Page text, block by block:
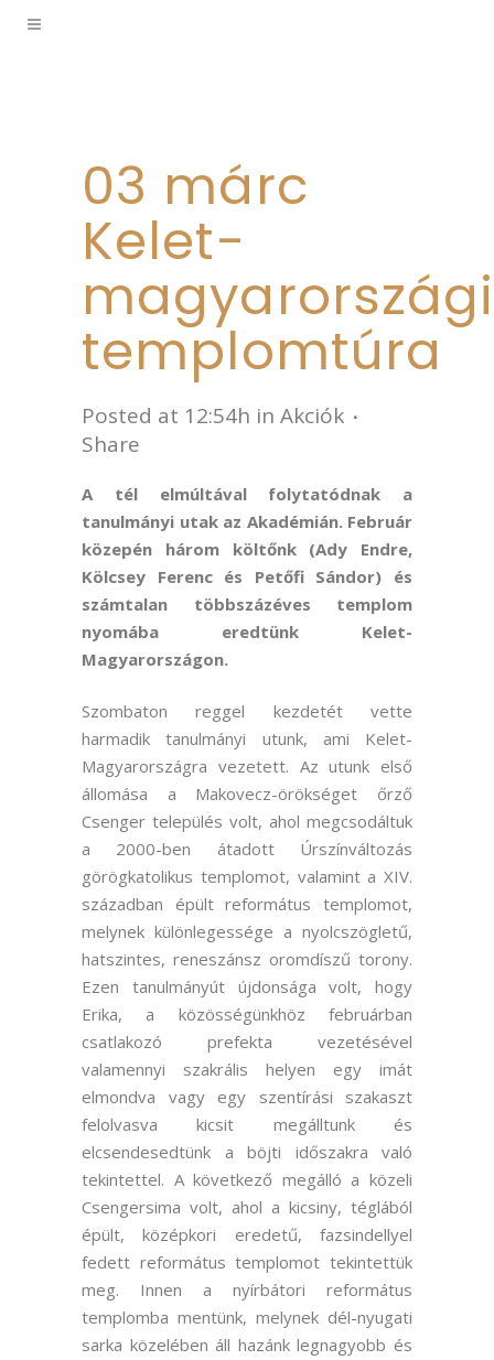
03 márc
Kelet-
magyarországi
templomtúra
Posted at 12:54h in Akciók
Share
A tél elmúltával folytatódnak a
tanulmányi utak az Akadémián. Február
közepén három költőnk (Ady Endre,
Kölcsey Ferenc és Petőfi Sándor) és
számtalan többszázéves templom
nyomába eredtünk Kelet-
Magyarországon.
Szombaton reggel kezdetét vette
harmadik tanulmányi utunk, ami Kelet-
Magyarországra vezetett. Az utunk első
állomása a Makovecz-örökséget őrző
Csenger település volt, ahol megcsodáltuk
a 2000-ben átadott Úrszínváltozás
görögkatolikus templomot, valamint a XIV.
században épült református templomot,
melynek különlegessége a nyolcszögletű,
hatszintes, reneszánsz oromdíszű torony.
Ezen tanulmányút újdonsága volt, hogy
Erika, a közösségünkhöz februárban
csatlakozó prefekta vezetésével
valamennyi szakrális helyen egy imát
elmondva vagy egy szentírási szakaszt
felolvasva kicsit megálltunk és
elcsendesedtünk a böjti időszakra való
tekintettel. A következő megálló a közeli
Csengersima volt, ahol a kicsiny, téglából
épült, középkori eredetű, fazsindellyel
fedett református templomot tekintettük
meg. Innen a nyírbátori református
templomba mentünk, melynek dél-nyugati
sarka közelében áll hazánk legnagyobb és